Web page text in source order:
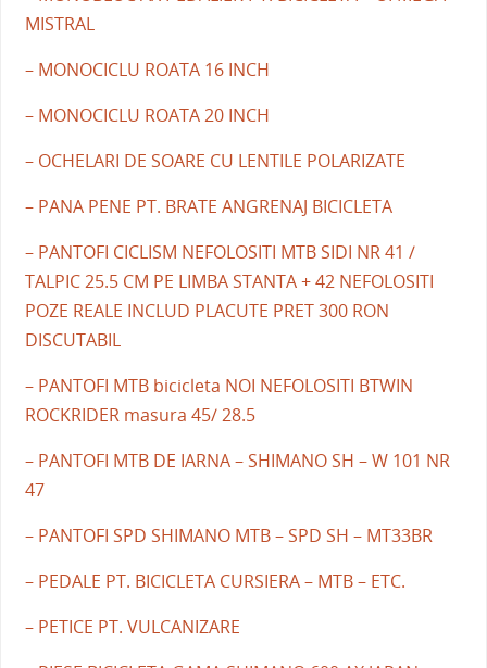
MISTRAL
– MONOCICLU ROATA 16 INCH
– MONOCICLU ROATA 20 INCH
– OCHELARI DE SOARE CU LENTILE POLARIZATE
– PANA PENE PT. BRATE ANGRENAJ BICICLETA
– PANTOFI CICLISM NEFOLOSITI MTB SIDI NR 41 /
TALPIC 25.5 CM PE LIMBA STANTA + 42 NEFOLOSITI
POZE REALE INCLUD PLACUTE PRET 300 RON
DISCUTABIL
– PANTOFI MTB bicicleta NOI NEFOLOSITI BTWIN
ROCKRIDER masura 45/ 28.5
– PANTOFI MTB DE IARNA – SHIMANO SH – W 101 NR
47
– PANTOFI SPD SHIMANO MTB – SPD SH – MT33BR
– PEDALE PT. BICICLETA CURSIERA – MTB – ETC.
– PETICE PT. VULCANIZARE